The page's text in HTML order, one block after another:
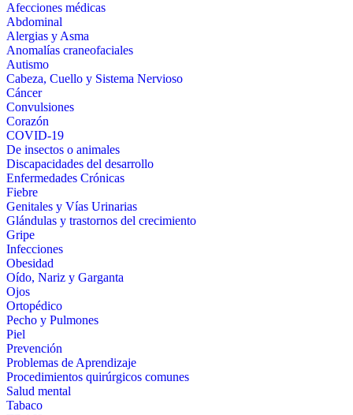
Afecciones médicas
Abdominal
Alergias y Asma
Anomalías craneofaciales
Autismo
Cabeza, Cuello y Sistema Nervioso
Cáncer
Convulsiones
Corazón
COVID-19
De insectos o animales
Discapacidades del desarrollo
Enfermedades Crónicas
Fiebre
Genitales y Vías Urinarias
Glándulas y trastornos del crecimiento
Gripe
Infecciones
Obesidad
Oído, Nariz y Garganta
Ojos
Ortopédico
Pecho y Pulmones
Piel
Prevención
Problemas de Aprendizaje
Procedimientos quirúrgicos comunes
Salud mental
Tabaco